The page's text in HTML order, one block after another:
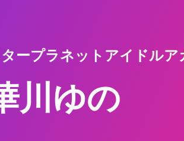
ープラネットアイドルア
川ゆの